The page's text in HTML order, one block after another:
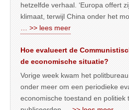
hetzelfde verhaal. ‘Europa offert
klimaat, terwijl China onder het
… >> lees meer
Hoe evalueert de
de economische situatie?
Vorige week kwam het
onder meer om een periodieke
economische toestand en politiek